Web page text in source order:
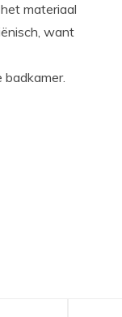
materiaal
want
badkamer.